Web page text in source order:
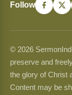
Follow
© 2026
preserve and
the glory of Christ
Content may be